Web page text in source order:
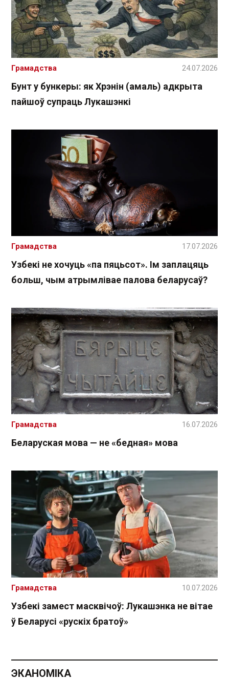
Бунт у бункеры: як Хрэнін (амаль) адкрыта
пайшоў супраць Лукашэнкі
Грамадства 24.07.2026
Узбекі не хочуць «па пяцьсот». Ім заплацяць
больш, чым атрымлівае палова беларусаў?
Грамадства 17.07.2026
Беларуская мова — не «бедная» мова
Грамадства 16.07.2026
Узбекі замест масквічоў: Лукашэнка не вітае
ў Беларусі «рускіх братоў»
Грамадства 10.07.2026
ЭКАНОМІКА